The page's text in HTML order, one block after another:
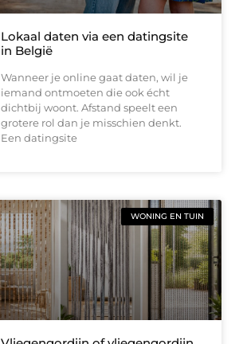
Lokaal daten via een datingsite
in België
Wanneer je online gaat daten, wil je
iemand ontmoeten die ook écht
dichtbij woont. Afstand speelt een
grotere rol dan je misschien denkt.
Een datingsite
WONING EN TUIN